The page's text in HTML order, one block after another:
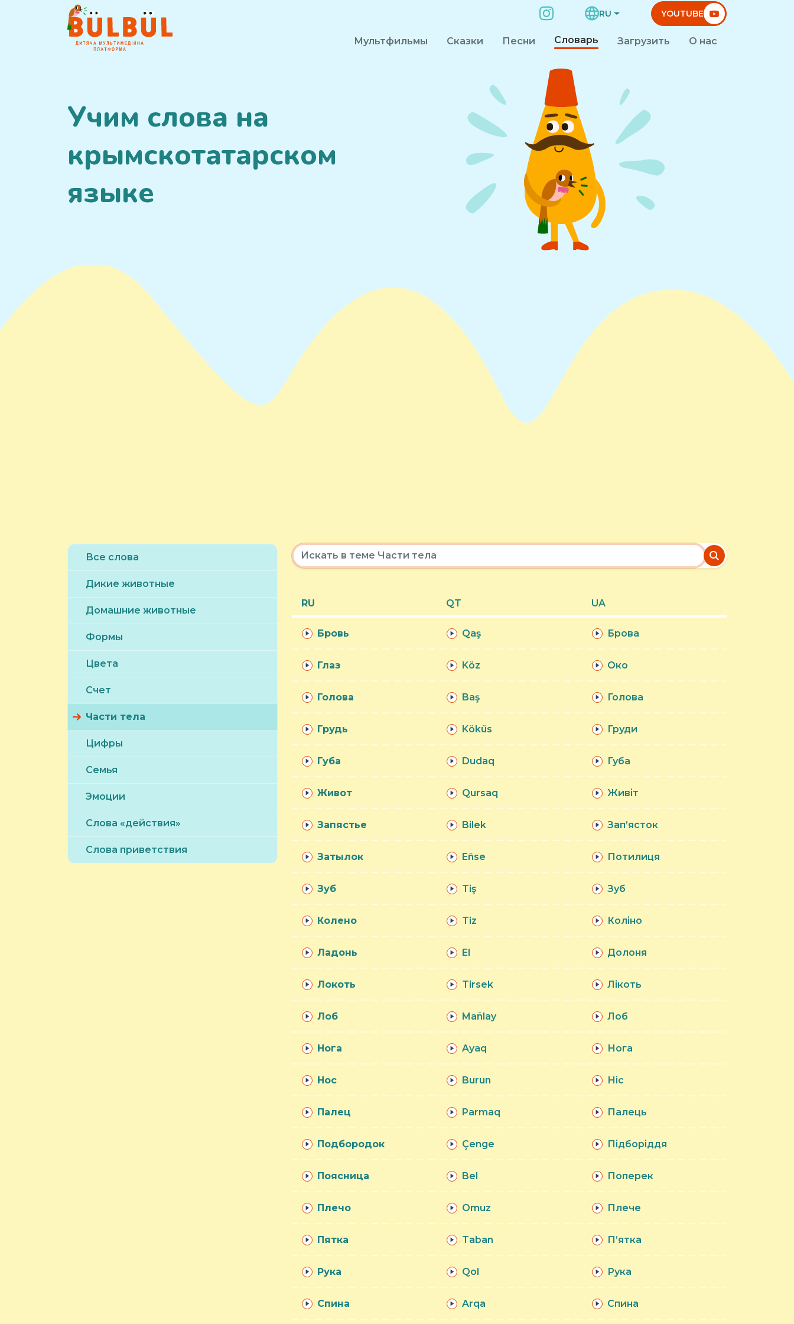
RU YOUTUBE
Мультфильмы Сказки Песни Словарь Загрузить О нас
Учим слова на
крымскотатарском
языке
Все слова
Дикие животные
Домашние животные
Формы
Цвета
Счет
Части тела
Цифры
Семья
Эмоции
Слова «действия»
Слова приветствия
RU QT UA
Бровь Qaş Брова
Глаз Köz Око
Голова Baş Голова
Грудь Köküs Груди
Губа Dudaq Губа
Живот Qursaq Живіт
Запястье Bilek Зап’ясток
Затылок Eñse Потилиця
Зуб Tiş Зуб
Колено Tiz Коліно
Ладонь El Долоня
Локоть Tirsek Лікоть
Лоб Mañlay Лоб
Нога Ayaq Нога
Нос Burun Ніс
Палец Parmaq Палець
Подбородок Çenge Підборіддя
Поясница Bel Поперек
Плечо Omuz Плече
Пятка Taban П’ятка
Рука Qol Рука
Спина Arqa Спина